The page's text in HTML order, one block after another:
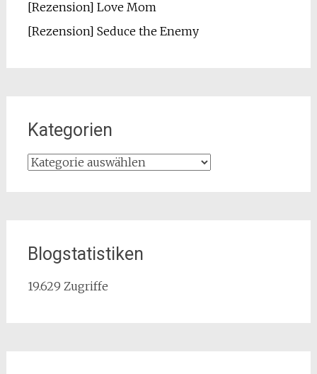
[Rezension] Love Mom
[Rezension] Seduce the Enemy
Kategorien
Kategorien
Blogstatistiken
19.629 Zugriffe